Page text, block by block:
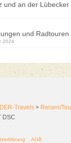
und an der Lübecker
und Radtouren
2024
Travels > Reisen/
DSC
AGB